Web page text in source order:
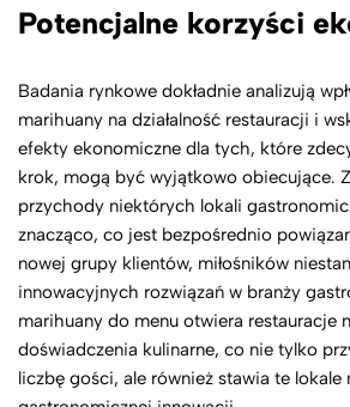
Potencjalne korzyści
Badania rynkowe dokładnie analizują
marihuany na działalność restauracji i
efekty ekonomiczne dla tych, które
krok, mogą być wyjątkowo obiecujące.
przychody niektórych lokali
znacząco, co jest bezpośrednio
nowej grupy klientów, miłośników
innowacyjnych rozwiązań w branży
marihuany do menu otwiera restauracje
doświadczenia kulinarne, co nie tylko
liczbę gości, ale również stawia te lokale